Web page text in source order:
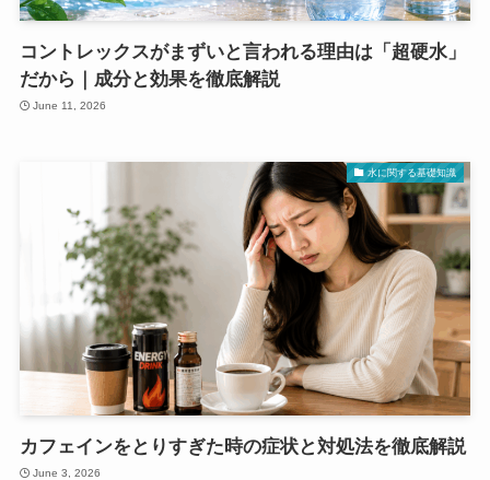
コントレックスがまずいと言われる理由は「超硬水」
だから｜成分と効果を徹底解説
June 11, 2026
水に関する基礎知識
カフェインをとりすぎた時の症状と対処法を徹底解説
June 3, 2026